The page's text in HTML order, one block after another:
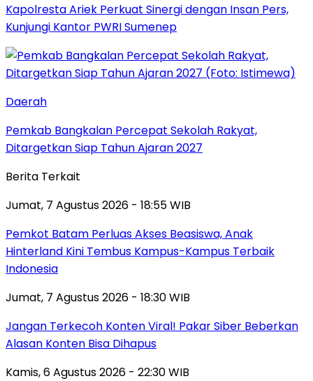
Kapolresta Ariek Perkuat Sinergi dengan Insan Pers,
Kunjungi Kantor PWRI Sumenep
Daerah
Pemkab Bangkalan Percepat Sekolah Rakyat,
Ditargetkan Siap Tahun Ajaran 2027
Berita Terkait
Jumat, 7 Agustus 2026 - 18:55 WIB
Pemkot Batam Perluas Akses Beasiswa, Anak
Hinterland Kini Tembus Kampus-Kampus Terbaik
Indonesia
Jumat, 7 Agustus 2026 - 18:30 WIB
Jangan Terkecoh Konten Viral! Pakar Siber Beberkan
Alasan Konten Bisa Dihapus
Kamis, 6 Agustus 2026 - 22:30 WIB